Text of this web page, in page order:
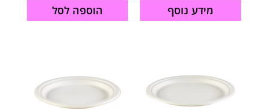
מידע נוסף הוספה לסל